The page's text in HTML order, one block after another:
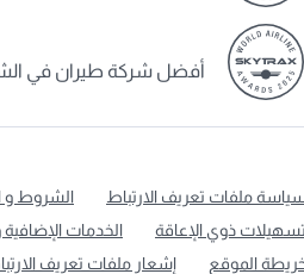
أفضل شركة طيران في
ملفات تعريف الارتباط الشروط و
ذوي الإعاقة
الخدمات
الموقع
إشعار ملفات تعريف